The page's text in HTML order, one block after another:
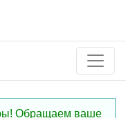
Обращаем ваше